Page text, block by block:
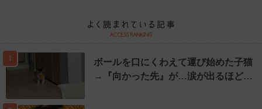
1
ボールを口にくわえて運び始めた子猫
→『向かった先』が…涙が出るほど…